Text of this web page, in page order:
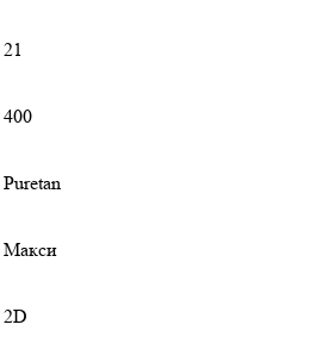
21
400
Puretan
Макси
2D